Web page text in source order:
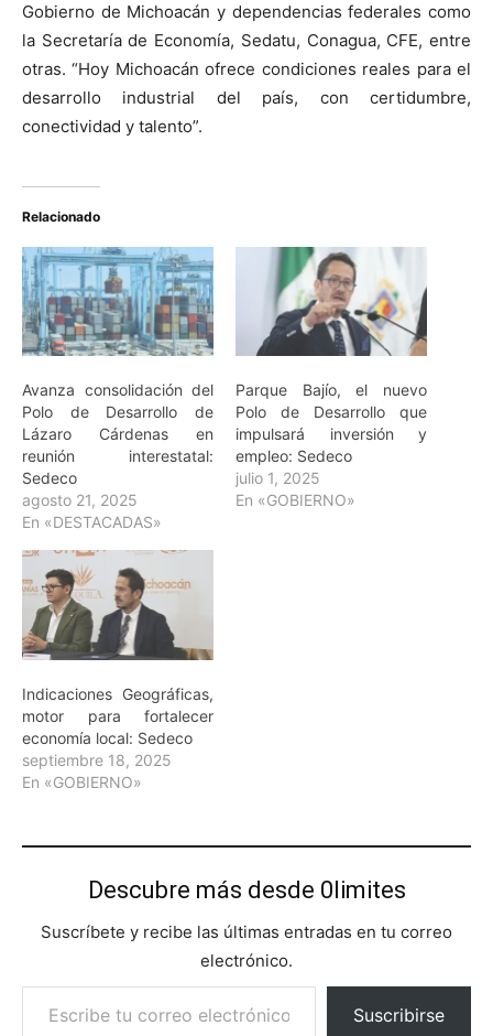
Gobierno de Michoacán y dependencias federales como
la Secretaría de Economía, Sedatu, Conagua, CFE, entre
otras. “Hoy Michoacán ofrece condiciones reales para el
desarrollo industrial del país, con certidumbre,
conectividad y talento”.
Relacionado
Avanza consolidación del
Polo de Desarrollo de
Lázaro Cárdenas en
reunión interestatal:
Sedeco
agosto 21, 2025
En «DESTACADAS»
Parque Bajío, el nuevo
Polo de Desarrollo que
impulsará inversión y
empleo: Sedeco
julio 1, 2025
En «GOBIERNO»
Indicaciones Geográficas,
motor para fortalecer
economía local: Sedeco
septiembre 18, 2025
En «GOBIERNO»
Descubre más desde 0limites
Suscríbete y recibe las últimas entradas en tu correo
electrónico.
Escribe tu correo electrónico…
Suscribirse